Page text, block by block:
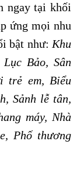
ngay tại khối
ứng mọi nhu
bật như: Khu
Bảo, Sân
trẻ em, Biểu
Sảnh lễ tân,
máy, Nhà
Phố thương